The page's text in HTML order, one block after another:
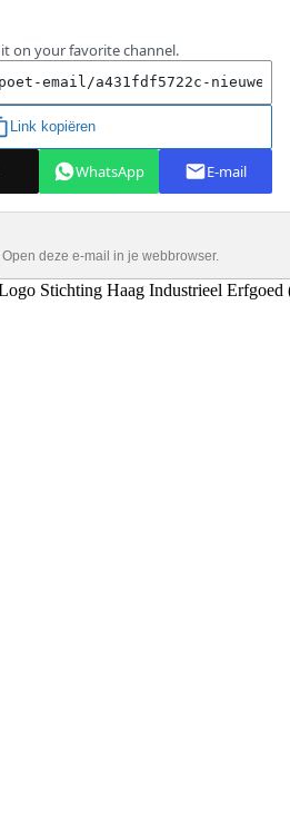
Open deze e-mail in je webbrowser.